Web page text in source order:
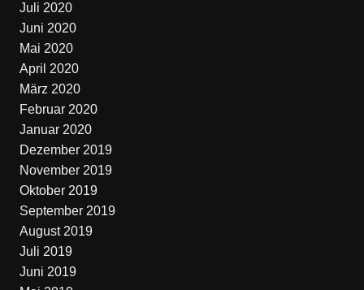
Juli 2020
Juni 2020
Mai 2020
April 2020
März 2020
Februar 2020
Januar 2020
Dezember 2019
November 2019
Oktober 2019
September 2019
August 2019
Juli 2019
Juni 2019